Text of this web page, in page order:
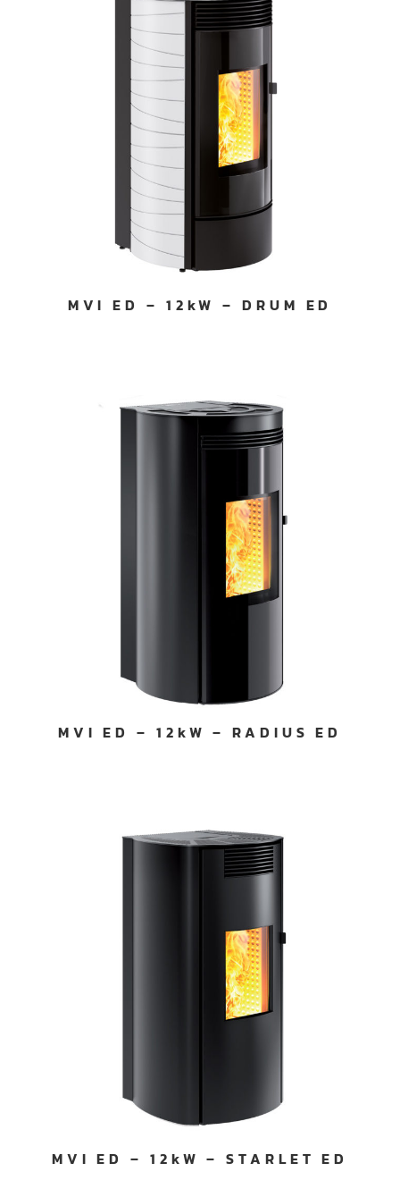
MVI ED – 12kW – DRUM ED
MVI ED – 12kW – RADIUS ED
MVI ED – 12kW – STARLET ED